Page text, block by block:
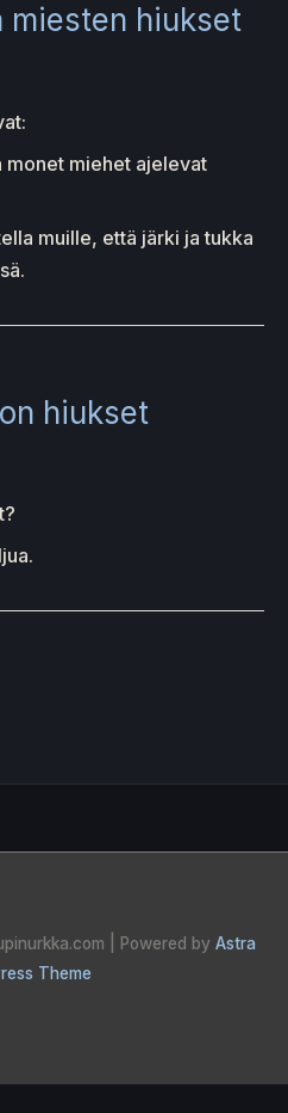
miesten hiukset
monet miehet ajelevat
muille, että järki ja tukka
hiukset
| Powered by Astra
Theme